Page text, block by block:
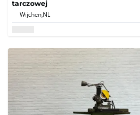
tarczowej
Wijchen,NL